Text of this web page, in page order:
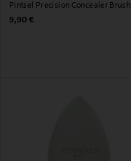
Pintsel Precision Concealer Brush
Original Price
9,90 €